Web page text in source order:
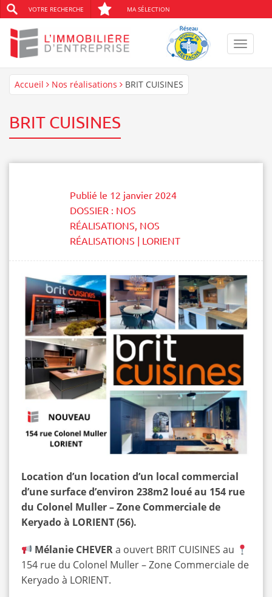
VOTRE RECHERCHE MA SÉLECTION
Toggle
Accueil Nos réalisations BRIT CUISINES
BRIT CUISINES
Publié le 12 janvier 2024
DOSSIER : NOS
RÉALISATIONS, NOS
RÉALISATIONS | LORIENT
Location d’un location d’un local commercial
d’une surface d’environ 238m2 loué au 154 rue
du Colonel Muller – Zone Commerciale de
Keryado à LORIENT(56).
Mélanie CHEVERa ouvert BRIT CUISINES au
154 rue du Colonel Muller – Zone Commerciale de
Keryado à LORIENT.